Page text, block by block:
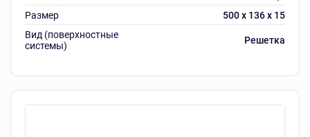
Размер
500 х 136 х 15
Вид (поверхностные
системы)
Решетка